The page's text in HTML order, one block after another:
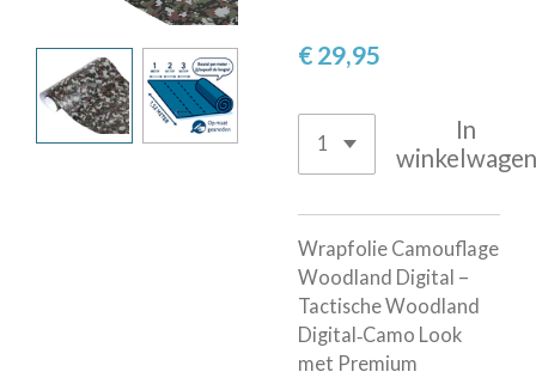
€ 29,95
In
winkelwagen
Wrapfolie Camouflage
Woodland Digital –
Tactische Woodland
Digital‑Camo Look
met Premium